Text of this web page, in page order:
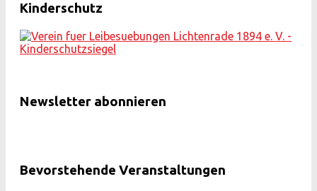
Kinderschutz
Newsletter abonnieren
Bevorstehende Veranstaltungen